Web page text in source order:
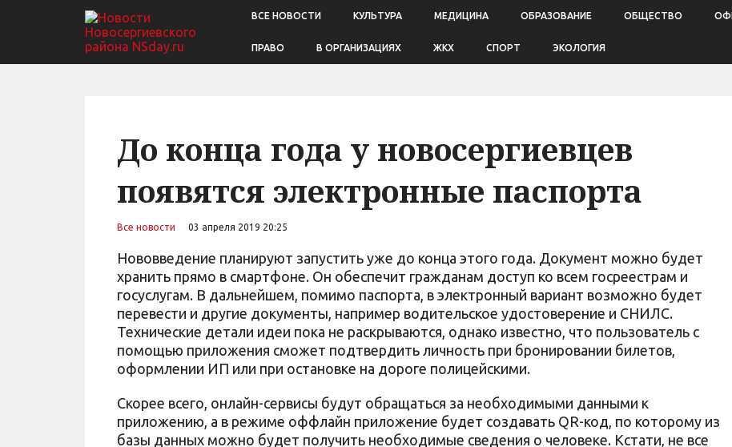
ВСЕ НОВОСТИ КУЛЬТУРА МЕДИЦИНА ОБРАЗОВАНИЕ ОБЩЕСТВО
ПРАВО В ОРГАНИЗАЦИЯХ ЖКХ СПОРТ ЭКОЛОГИЯ
До конца года у новосергиевцев
появятся электронные паспорта
Все новости 03 апреля 2019 20:25
Нововведение планируют запустить уже до конца этого года. Документ можно будет
хранить прямо в смартфоне. Он обеспечит гражданам доступ ко всем госреестрам и
госуслугам. В дальнейшем, помимо паспорта, в электронный вариант возможно будет
перевести и другие документы, например водительское удостоверение и СНИЛС.
Технические детали идеи пока не раскрываются, однако известно, что пользователь с
помощью приложения сможет подтвердить личность при бронировании билетов,
оформлении ИП или при остановке на дороге полицейскими.
Скорее всего, онлайн-сервисы будут обращаться за необходимыми данными к
приложению, а в режиме оффлайн приложение будет создавать QR-код, по которому из
базы данных можно будет получить необходимые сведения о человеке. Кстати, не все